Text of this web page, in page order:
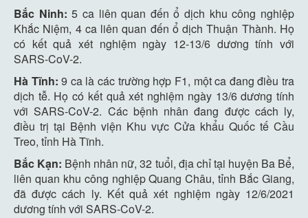
Bắc Ninh: 5 ca liên quan đến ổ dịch khu công nghiệp
Khắc Niệm, 4 ca liên quan đến ổ dịch Thuận Thành. Họ
có kết quả xét nghiệm ngày 12-13/6 dương tính với
SARS-CoV-2.
Hà Tĩnh: 9 ca là các trường hợp F1, một ca đang điều tra
dịch tễ. Họ có kết quả xét nghiệm ngày 13/6 dương tính
với SARS-CoV-2. Các bệnh nhân đang được cách ly,
điều trị tại Bệnh viện Khu vực Cửa khẩu Quốc tế Cầu
Treo, tỉnh Hà Tĩnh.
Bắc Kạn: Bệnh nhân nữ, 32 tuổi, địa chỉ tại huyện Ba Bể,
liên quan khu công nghiệp Quang Châu, tỉnh Bắc Giang,
đã được cách ly. Kết quả xét nghiệm ngày 12/6/2021
dương tính với SARS-CoV-2.